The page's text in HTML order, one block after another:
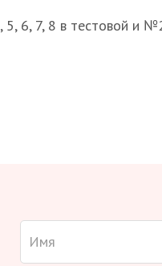
6, 7, 8 в тестовой и